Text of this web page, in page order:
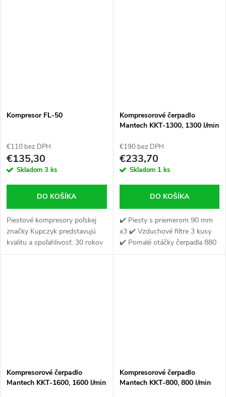
Kompresor FL-50
€110 bez DPH
€135,30
Skladom 3 ks
DO KOŠÍKA
Piestové kompresory poľskej
značky Kupczyk predstavujú
kvalitu a spoľahlivosť. 30 rokov
skúseností s predajom
Kompresorové čerpadlo
Mantech KKT-1300, 1300 l/min
€190 bez DPH
€233,70
Skladom 1 ks
DO KOŠÍKA
✔️ Piesty s priemerom 90 mm
x3 ✔️ Vzduchové filtre 3 kusy
✔️ Pomalé otáčky čerpadla 880
ot./min.
Kompresorové čerpadlo
Mantech KKT-1600, 1600 l/min
Kompresorové čerpadlo
Mantech KKT-800, 800 l/min